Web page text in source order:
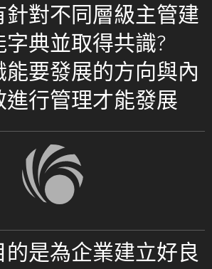
針對不同層級主管建
典並取得共識?
要發展的方向與內
進行管理才能發展
的是為企業建立好良